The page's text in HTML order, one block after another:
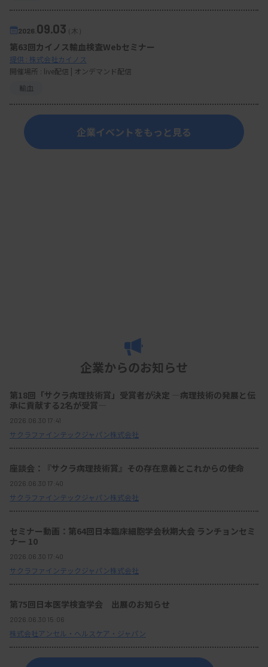
2026. 09.03（木）
第63回カイノス輸血検査Webセミナー
提供 : 株式会社カイノス
開催場所 : live配信 | オンデマンド配信
輸血
企業イベントをもっと見る
企業からのお知らせ
第18回「サクラ病理技術賞」受賞者が決定 ―病理技術の発展と伝
承に貢献する2名が受賞―
2026.06.30 17:41
サクラファインテックジャパン株式会社
座談会：『サクラ病理技術賞』その存在意義とこれからの使命
2026.06.30 17:40
サクラファインテックジャパン株式会社
セミナー動画：第64回日本臨床細胞学会秋期大会 ランチョンセミ
ナー 10
2026.06.30 17:40
サクラファインテックジャパン株式会社
第75回日本医学検査学会 出展のお知らせ
2026.06.30 15:06
株式会社アンセル・ヘルスケア・ジャパン